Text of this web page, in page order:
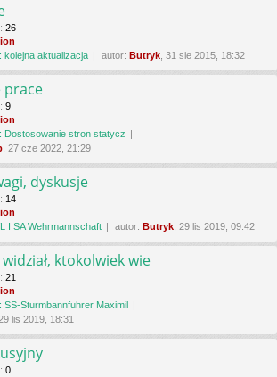
: 26
kolejna aktualizacja autor: Butryk , 31 sie 2015, 18:32
prace
: 9
Dostosowanie stron statycz
, 27 cze 2022, 21:29
dyskusje
: 14
I SA Wehrmannschaft autor: Butryk , 29 lis 2019, 09:42
ktokolwiek wie
: 21
SS-Sturmbannfuhrer Maximil
29 lis 2019, 18:31
: 0